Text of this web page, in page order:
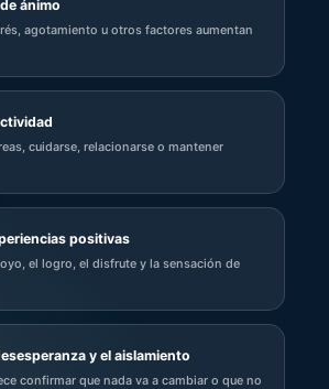
ánimo
agotamiento u otros factores aumentan
cuidarse, relacionarse o mantener
positivas
el logro, el disfrute y la sensación de
y el aislamiento
confirmar que nada va a cambiar o que no